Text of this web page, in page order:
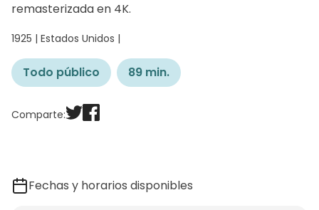
remasterizada en 4K.
1925 | Estados Unidos |
Todo público 89 min.
Comparte:
Fechas y horarios disponibles